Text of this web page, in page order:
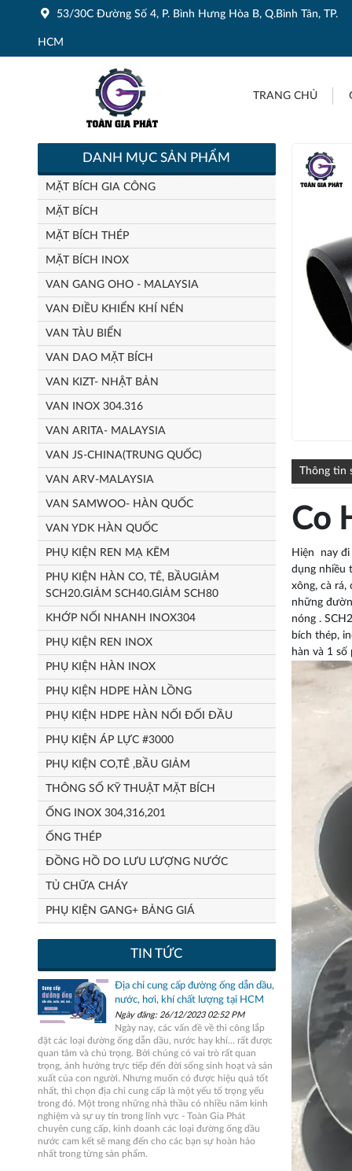
53/30C Đường Số 4, P. Bình Hưng Hòa B, Q.Bình Tân, TP.
HCM
TRANG CHỦ
Thông tin
Co
Hiện nay đi
dụng nhiều
xông, cà rá,
những
nóng .
bích thép,
hàn và 1
DANH MỤC SẢN PHẨM
MẶT BÍCH GIA CÔNG
MẶT BÍCH
MẶT BÍCH THÉP
MẶT BÍCH INOX
VAN GANG OHO - MALAYSIA
VAN ĐIỀU KHIỂN KHÍ NÉN
VAN TÀU BIỂN
VAN DAO MẶT BÍCH
VAN KIZT- NHẬT BẢN
VAN INOX 304.316
VAN ARITA- MALAYSIA
VAN JS-CHINA(TRUNG QUỐC)
VAN ARV-MALAYSIA
VAN SAMWOO- HÀN QUỐC
VAN YDK HÀN QUỐC
PHỤ KIỆN REN MẠ KẼM
PHỤ KIỆN HÀN CO, TÊ, BẦUGIẢM
SCH20.GIẢM SCH40.GIẢM SCH80
KHỚP NỐI NHANH INOX304
PHỤ KIỆN REN INOX
PHỤ KIỆN HÀN INOX
PHỤ KIỆN HDPE HÀN LỒNG
PHỤ KIỆN HDPE HÀN NỐI ĐỐI ĐẦU
PHỤ KIỆN ÁP LỰC #3000
PHỤ KIỆN CO,TÊ ,BẦU GIẢM
THÔNG SỐ KỸ THUẬT MẶT BÍCH
ỐNG INOX 304,316,201
ỐNG THÉP
ĐỒNG HỒ DO LƯU LƯỢNG NƯỚC
TỦ CHỮA CHÁY
PHỤ KIỆN GANG+ BẢNG GIÁ
TIN TỨC
Địa chỉ cung cấp đường ống dẫn dầu,
nước, hơi, khí chất lượng tại HCM
Ngày đăng: 26/12/2023 02:52 PM
Ngày nay, các vấn đề về thi công lắp
đặt các loại đường ống dẫn dầu, nước hay khí... rất được
quan tâm và chú trọng. Bởi chúng có vai trò rất quan
trọng, ảnh hưởng trực tiếp đến đời sống sinh hoạt và sản
xuất của con người. Nhưng muốn có được hiệu quả tốt
nhất, thì chọn địa chỉ cung cấp là một yếu tố trọng yếu
trong đó. Một trong những nhà thầu có nhiều năm kinh
nghiệm và sự uy tín trong lĩnh vực - Toàn Gia Phát
chuyên cung cấp, kinh doanh các loại đường ống dầu
nước cam kết sẽ mang đến cho các bạn sự hoàn hảo
nhất trong từng sản phẩm.